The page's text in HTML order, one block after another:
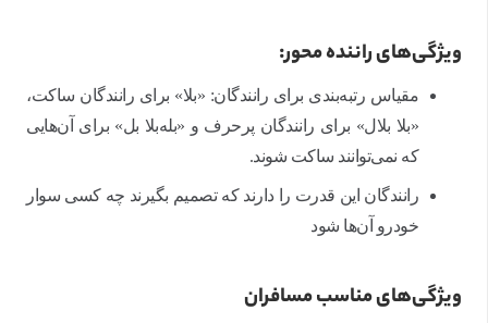
ویژگی‌های راننده محور:
مقیاس رتبه‌بندی برای رانندگان: «بلا» برای رانندگان ساکت،
«بلا بلال» برای رانندگان پرحرف و «بله‌بلا بل» برای آن‌هایی
که نمی‌توانند ساکت شوند.
رانندگان این قدرت را دارند که تصمیم بگیرند چه کسی سوار
خودرو آن‌ها شود
ویژگی‌های مناسب مسافران